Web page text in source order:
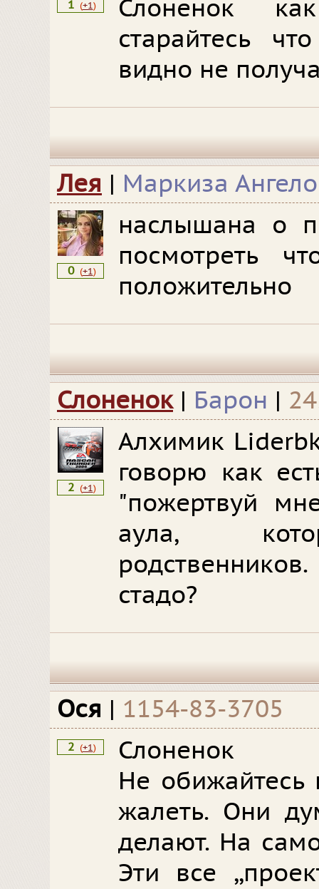
1 (+1)
Слоненок
старайтесь
видно не
Лея | Маркиза
0 (+1)
наслышана о
посмотреть
положительно
Слоненок | Барон |
2 (+1)
Алхимик
говорю как
"пожертвуй
аула,
стадо?
Ося | 1154-83-3705
2 (+1)
Слоненок
Не обижайтесь
жалеть. Они
делают. На
Эти все